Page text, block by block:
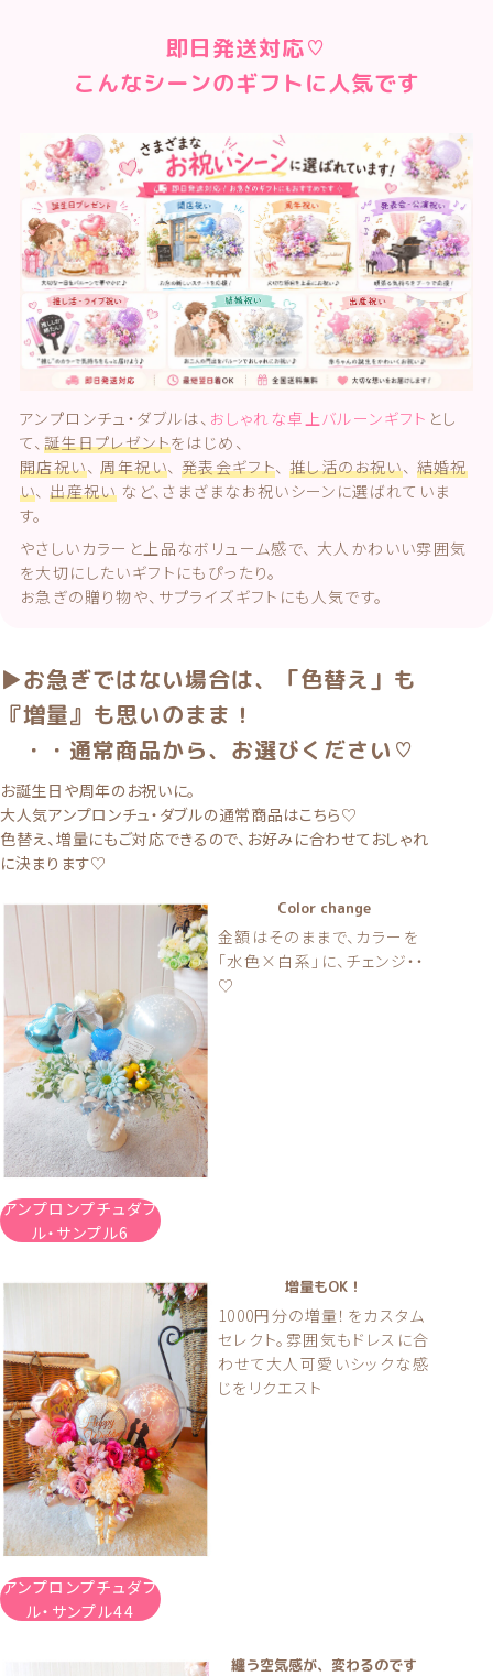
即日発送対応♡
こんなシーンのギフトに人気です
アンプロンチュ・ダブルは、 おしゃれな卓上バルーンギフト とし
て、 誕生日プレゼントをはじめ、
開店祝い、周年祝い、 発表会ギフト、推し活のお祝い、 結婚祝
い、出産祝いなど、さまざまなお祝いシーンに選ばれていま
す。
やさしいカラーと上品なボリューム感で、 大人かわいい雰囲気
を大切にしたいギフトにもぴったり。
お急ぎの贈り物や、サプライズギフトにも人気です。
▶お急ぎではない場合は、「色替え」も
『増量』も思いのまま！
・・通常商品から、お選びください♡
お誕生日や周年のお祝いに。
大人気アンプロンチュ・ダブルの通常商品はこちら♡
色替え、増量にもご対応できるので、お好みに合わせておしゃれ
に決まります♡
Color change
金額はそのままで、カラーを
「水色×白系」に、チェンジ・・
♡
アンプロンプチュダブ
ル・サンプル6
増量もOK！
1000円分の増量！をカスタム
セレクト。雰囲気もドレスに合
わせて大人可愛いシックな感
じをリクエスト
アンプロンプチュダブ
ル・サンプル44
纏う空気感が、変わるのです